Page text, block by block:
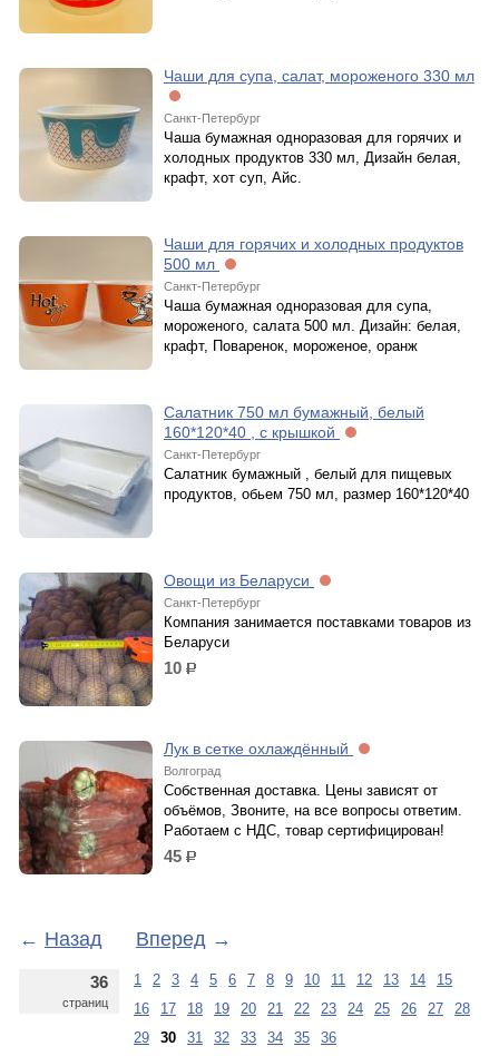
Чаши для супа, салат, мороженого 330 мл
Санкт-Петербург
Чаша бумажная одноразовая для горячих и
холодных продуктов 330 мл, Дизайн белая,
крафт, хот суп, Айс.
Чаши для горячих и холодных продуктов
500 мл
Санкт-Петербург
Чаша бумажная одноразовая для супа,
мороженого, салата 500 мл. Дизайн: белая,
крафт, Поваренок, мороженое, оранж
Салатник 750 мл бумажный, белый
160*120*40 , с крышкой
Санкт-Петербург
Салатник бумажный , белый для пищевых
продуктов, обьем 750 мл, размер 160*120*40
Овощи из Беларуси
Санкт-Петербург
Компания занимается поставками товаров из
Беларуси
10 р.
Лук в сетке охлаждённый
Волгоград
Собственная доставка. Цены зависят от
объёмов, Звоните, на все вопросы ответим.
Работаем с НДС, товар сертифицирован!
45 р.
← Назад Вперед →
36
страниц
1 2 3 4 5 6 7 8 9 10 11 12 13 14
15
16
17 18 19 20 21 22 23 24 25 26 27
28
29
30 31 32 33 34 35 36